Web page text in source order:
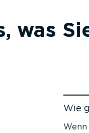
was
Wie
Zum